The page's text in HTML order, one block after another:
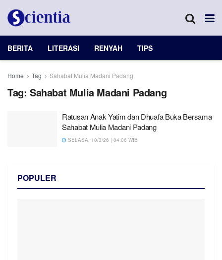
BERITA LITERASI RENYAH TIPS
Home Tag Sahabat Mulia Madani Padang
Tag: Sahabat Mulia Madani Padang
Ratusan Anak Yatim dan Dhuafa Buka Bersama
Sahabat Mulia Madani Padang
SELASA, 10/3/26 | 04:06 WIB
POPULER